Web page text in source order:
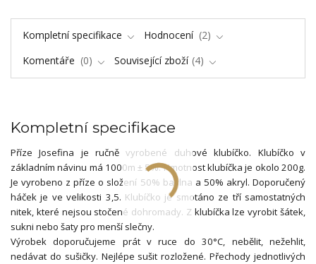
Kompletní specifikace Hodnocení
2
Komentáře
0 Související zboží 4
Kompletní specifikace
Příze Josefina je ručně vyrobené duhové klubíčko. Klubíčko v
základním návinu má 1000m ± 5%. Hmotnost klubíčka je okolo 200g.
Je vyrobeno z příze o složení 50% bavlna a 50% akryl. Doporučený
háček je ve velikosti 3,5. Klubíčko je smotáno ze tří samostatných
nitek, které nejsou stočené dohromady. Z klubíčka lze vyrobit šátek,
sukni nebo šaty pro menší slečny.
Výrobek doporučujeme prát v ruce do 30°C, nebělit, nežehlit,
nedávat do sušičky. Nejlépe sušit rozložené. Přechody jednotlivých